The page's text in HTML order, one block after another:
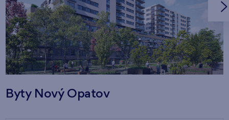
Byty Nový Opatov